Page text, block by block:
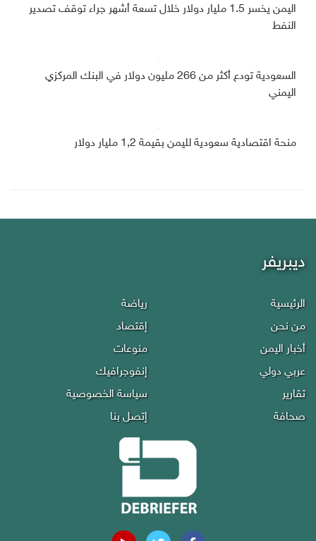
اليمن يخسر 1.5 مليار دولار خلال تسعة أشهر جراء توقف تصدير
النفط
السعودية تودع أكثر من 266 مليون دولار في البنك المركزي
اليمني
منحة اقتصادية سعودية لليمن بقيمة 1,2 مليار دولار
ديبريفر
الرئيسية
من نحن
أخبار اليمن
عربي دولي
تقارير
صحافة
رياضة
إقتصاد
منوعات
إنفوجرافيك
سياسة الخصوصية
إتصل بنا